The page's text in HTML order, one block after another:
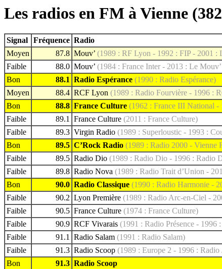
Les radios en FM à Vienne
Signal Fréquence Radio
Moyen
87.8 Mouv’ (1989 : RF Lyon - 1992 : FIP - 2001 :
Faible
88.0 Mouv’ (1984 : France Inter - 2013 : Le
Bon
88.1 Radio Espérance (1990 : Radio Espérance)
Moyen
88.4 RCF Lyon (1989 : Radio Fourvière - 1996 :
Bon
88.8 France Culture (1962 : France III National -
Faible
89.1 France Culture (2011 : France Culture)
Faible
89.3 Virgin Radio (1989 : Superloustic - 1993 :
Bon
89.5 C’Rock Radio (1989 : Radio 2000 - Vienne
Faible
89.5 Radio Dio (1989 : Radio Dio - 1996 : Radio
Faible
89.8 Radio Nova (1989 : Radio Trait d’Union -
Bon
90.0 Radio Classique (1990 : Radio Harmonie -
Faible
90.2 Lyon Première (1989 : Radio Arc-en-Ciel -
Faible
90.5 France Culture (1974 : France Culture)
Faible
90.9 RCF Vivarais (1991 : Radio Présence - 1996
Faible
91.1 Radio Salam (1991 : Radio Salam)
Faible
91.3 Radio Scoop (1989 : Europe 2 - 1996 :
Bon
91.3 Radio Scoop